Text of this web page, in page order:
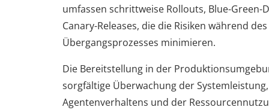
umfassen schrittweise Rollouts, Blue-Green-
Canary-Releases, die die Risiken während des
Übergangsprozesses minimieren.
Die Bereitstellung in der
sorgfältige Überwachung der
Agentenverhaltens und der